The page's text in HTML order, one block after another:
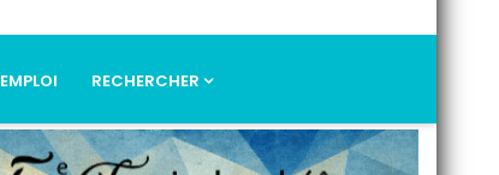
EMPLOI RECHERCHER